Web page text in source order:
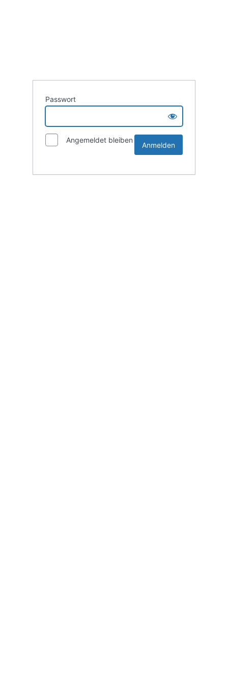
Passwort
Angemeldet bleiben